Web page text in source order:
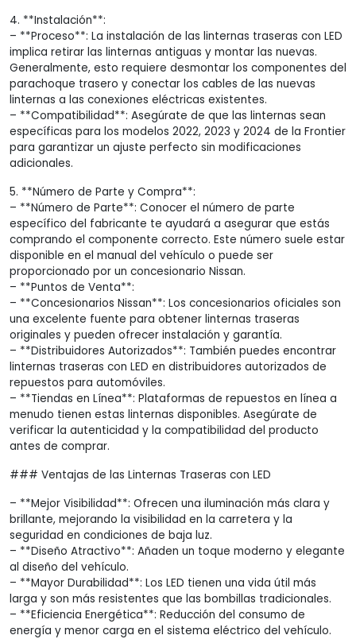
4. **Instalación**:
– **Proceso**: La instalación de las linternas traseras con LED
implica retirar las linternas antiguas y montar las nuevas.
Generalmente, esto requiere desmontar los componentes del
parachoque trasero y conectar los cables de las nuevas
linternas a las conexiones eléctricas existentes.
– **Compatibilidad**: Asegúrate de que las linternas sean
específicas para los modelos 2022, 2023 y 2024 de la Frontier
para garantizar un ajuste perfecto sin modificaciones
adicionales.
5. **Número de Parte y Compra**:
– **Número de Parte**: Conocer el número de parte
específico del fabricante te ayudará a asegurar que estás
comprando el componente correcto. Este número suele estar
disponible en el manual del vehículo o puede ser
proporcionado por un concesionario Nissan.
– **Puntos de Venta**:
– **Concesionarios Nissan**: Los concesionarios oficiales son
una excelente fuente para obtener linternas traseras
originales y pueden ofrecer instalación y garantía.
– **Distribuidores Autorizados**: También puedes encontrar
linternas traseras con LED en distribuidores autorizados de
repuestos para automóviles.
– **Tiendas en Línea**: Plataformas de repuestos en línea a
menudo tienen estas linternas disponibles. Asegúrate de
verificar la autenticidad y la compatibilidad del producto
antes de comprar.
### Ventajas de las Linternas Traseras con LED
– **Mejor Visibilidad**: Ofrecen una iluminación más clara y
brillante, mejorando la visibilidad en la carretera y la
seguridad en condiciones de baja luz.
– **Diseño Atractivo**: Añaden un toque moderno y elegante
al diseño del vehículo.
– **Mayor Durabilidad**: Los LED tienen una vida útil más
larga y son más resistentes que las bombillas tradicionales.
– **Eficiencia Energética**: Reducción del consumo de
energía y menor carga en el sistema eléctrico del vehículo.